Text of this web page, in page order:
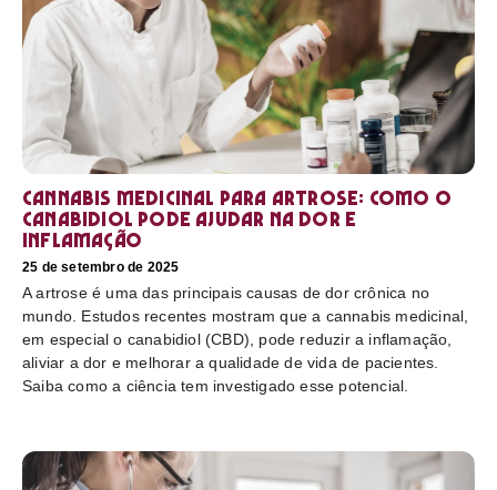
Cannabis medicinal para artrose: como o
canabidiol pode ajudar na dor e
inflamação
25 de setembro de 2025
A artrose é uma das principais causas de dor crônica no
mundo. Estudos recentes mostram que a cannabis medicinal,
em especial o canabidiol (CBD), pode reduzir a inflamação,
aliviar a dor e melhorar a qualidade de vida de pacientes.
Saiba como a ciência tem investigado esse potencial.